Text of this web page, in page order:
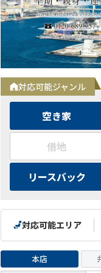
対応可能ジャンル
空き家
借地
リースバック
本店
対応可能エリア